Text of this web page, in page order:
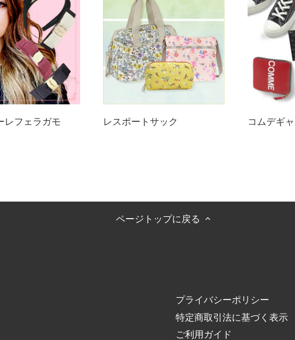
レフェラガモ レスポートサック コムデギ
ページトップに戻る
プライバシーポリシー
特定商取引法に基づく表示
ご利用ガイド